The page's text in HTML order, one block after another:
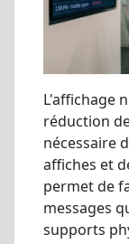
L'affichage
réduction
nécessaire
affiches et
permet de
messages
supports